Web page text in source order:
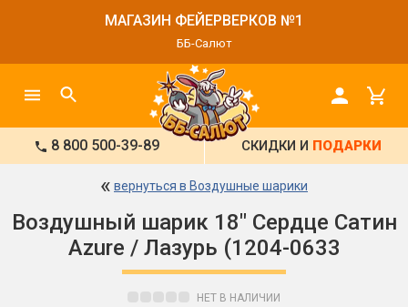
МАГАЗИН ФЕЙЕРВЕРКОВ №1
ББ-Салют
8 800 500-39-89 СКИДКИ И ПОДАРКИ
« вернуться в Воздушные шарики
Воздушный шарик 18" Сердце Сатин
Azure / Лазурь (1204-0633
НЕТ В НАЛИЧИИ